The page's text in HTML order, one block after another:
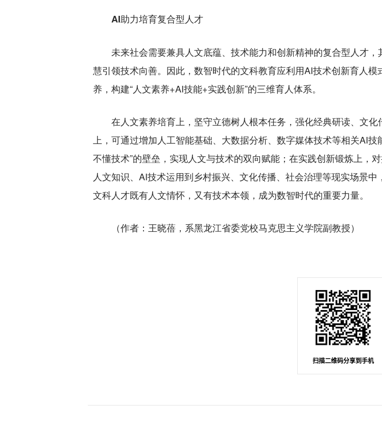
AI助力培育复合型人才
未来社会需要兼具人文底蕴、技术能力和创新精神的复合型人才，
慧引领技术向善。因此，数智时代的文科教育应利用AI技术创新育人
养，构建“人文素养+AI技能+实践创新”的三维育人体系。
在人文素养培育上，坚守立德树人根本任务，强化经典研读、文化
上，可通过增加人工智能基础、大数据分析、数字媒体技术等相关AI
不懂技术”的壁垒，实现人文与技术的双向赋能；在实践创新锻炼上，
人文知识、AI技术运用到乡村振兴、文化传播、社会治理等现实场景
文科人才既有人文情怀，又有技术本领，成为数智时代的重要力量。
（作者：王晓蓓，系黑龙江省委党校马克思主义学院副教授）
扫描二维码分享到手机